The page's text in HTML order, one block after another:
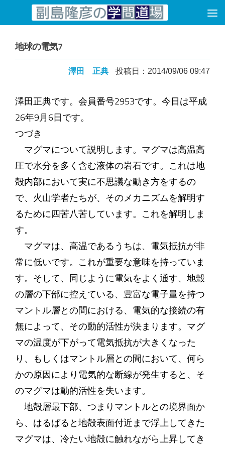
コンテンツへスキップ
地球の電気7
澤田 正典 投稿日：2014/09/06 09:47
澤田正典です。会員番号2953です。今日は平成
26年9月6日です。
つづき
マグマについて説明します。マグマは高温高
圧で水分を多く含む液体の岩石です。これは地
殻内部において実に不思議な動き方をするの
で、火山学者たちが、そのメカニズムを解明す
るために四苦八苦しています。これを解明しま
す。
マグマは、高温であるうちは、電気抵抗が非
常に低いです。これが重要な意味を持っていま
す。そして、同じように電気をよく通す、地殻
の層の下部に控えている、豊富な電子量を持つ
マントル層との間における、電気的な接続の有
無によって、その動的活性が決まります。マグ
マの温度が下がって電気抵抗が大きくなった
り、もしくはマントル層との間において、何ら
かの原因により電気的な断線が発生すると、そ
のマグマは動的活性を失います。
地殻層最下部、つまりマントルとの境界面か
ら、はるばると地殻表面付近まで浮上してきた
マグマは、冷たい地殻に触れながら上昇してき